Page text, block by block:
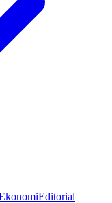
Editorial